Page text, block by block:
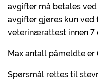
avgifter må betales
avgifter gjøres kun
veterinærattest innen
Max antall påmeldte
Spørsmål rettes til